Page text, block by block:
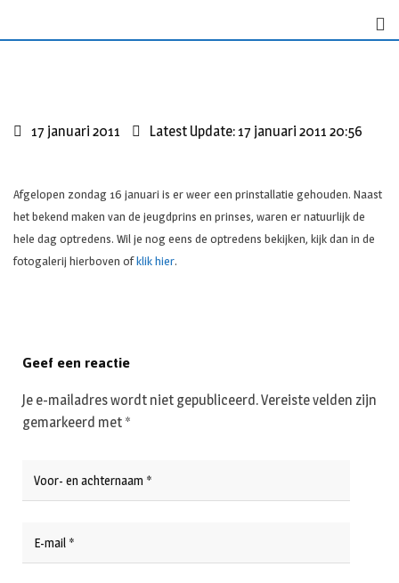
17 januari 2011 Latest Update: 17 januari 2011 20:56
Afgelopen zondag 16 januari is er weer een prinstallatie gehouden. Naast
het bekend maken van de jeugdprins en prinses, waren er natuurlijk de
hele dag optredens. Wil je nog eens de optredens bekijken, kijk dan in de
fotogalerij hierboven ofklik hier.
Geef een reactie
Je e-mailadres wordt niet gepubliceerd.Vereiste velden zijn
gemarkeerd met *